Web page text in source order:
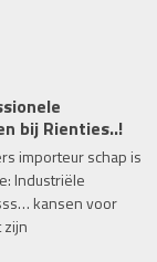
bij Rienties..!
importeur schap is
Industriële
kansen voor
zijn